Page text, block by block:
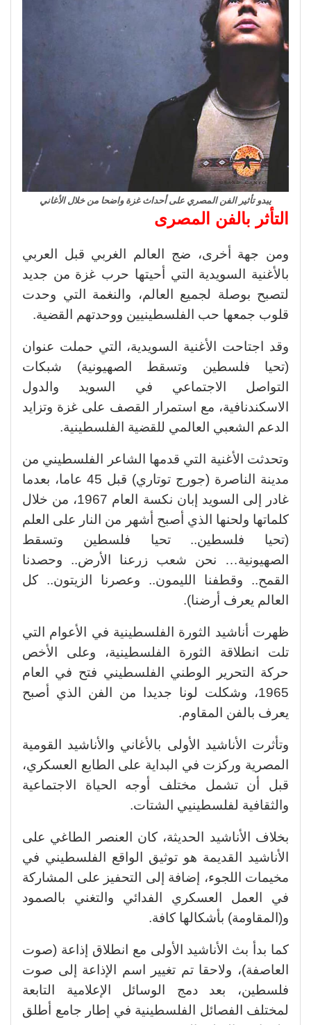
يبدو تأثير الفن المصري على أحداث غزة واضحا من خلال الأغاني
التأثر بالفن المصرى
ومن جهة أخرى، ضج العالم الغربي قبل العربي
بالأغنية السويدية التي أحيتها حرب غزة من جديد
لتصبح بوصلة لجميع العالم، والنغمة التي وحدت
قلوب جمعها حب الفلسطينيين ووحدتهم القضية.
وقد اجتاحت الأغنية السويدية، التي حملت عنوان
(تحيا فلسطين وتسقط الصهيونية) شبكات
التواصل الاجتماعي في السويد والدول
الاسكندنافية، مع استمرار القصف على غزة وتزايد
الدعم الشعبي العالمي للقضية الفلسطينية.
وتحدثت الأغنية التي قدمها الشاعر الفلسطيني من
مدينة الناصرة (جورج توتاري) قبل 45 عاما، بعدما
غادر إلى السويد إبان نكسة العام 1967، من خلال
كلماتها ولحنها الذي أصبح أشهر من النار على العلم
(تحيا فلسطين.. تحيا فلسطين وتسقط
الصهيونية… نحن شعب زرعنا الأرض.. وحصدنا
القمح.. وقطفنا الليمون.. وعصرنا الزيتون.. كل
العالم يعرف أرضنا).
ظهرت أناشيد الثورة الفلسطينية في الأعوام التي
تلت انطلاقة الثورة الفلسطينية، وعلى الأخص
حركة التحرير الوطني الفلسطيني فتح في العام
1965، وشكلت لونا جديدا من الفن الذي أصبح
يعرف بالفن المقاوم.
وتأثرت الأناشيد الأولى بالأغاني والأناشيد القومية
المصرية وركزت في البداية على الطابع العسكري،
قبل أن تشمل مختلف أوجه الحياة الاجتماعية
والثقافية لفلسطينيي الشتات.
بخلاف الأناشيد الحديثة، كان العنصر الطاغي على
الأناشيد القديمة هو توثيق الواقع الفلسطيني في
مخيمات اللجوء، إضافة إلى التحفيز على المشاركة
في العمل العسكري الفدائي والتغني بالصمود
و(المقاومة) بأشكالها كافة.
كما بدأ بث الأناشيد الأولى مع انطلاق إذاعة (صوت
العاصفة)، ولاحقا تم تغيير اسم الإذاعة إلى صوت
فلسطين، بعد دمج الوسائل الإعلامية التابعة
لمختلف الفصائل الفلسطينية في إطار جامع أطلق